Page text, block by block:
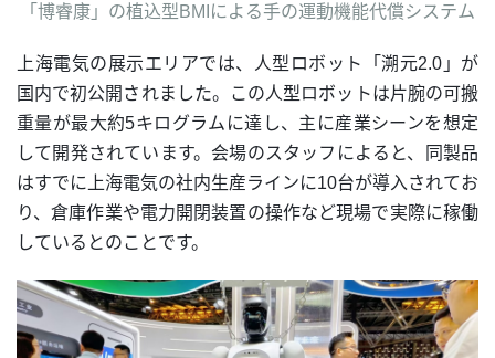
「博睿康」の植込型BMIによる手の運動機能代償システム
上海電気の展示エリアでは、人型ロボット「溯元2.0」が
国内で初公開されました。この人型ロボットは片腕の可搬
重量が最大約5キログラムに達し、主に産業シーンを想定
して開発されています。会場のスタッフによると、同製品
はすでに上海電気の社内生産ラインに10台が導入されてお
り、倉庫作業や電力開閉装置の操作など現場で実際に稼働
しているとのことです。